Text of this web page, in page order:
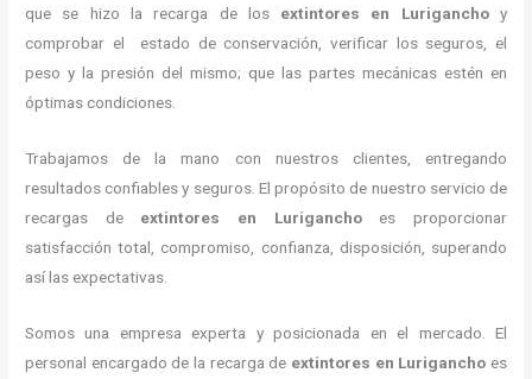
que se hizo la recarga de los extintores en Lurigancho y
comprobar el estado de conservación, verificar los seguros, el
peso y la presión del mismo; que las partes mecánicas estén en
óptimas condiciones.
Trabajamos de la mano con nuestros clientes, entregando
resultados confiables y seguros. El propósito de nuestro servicio de
recargas de extintores en Luriganchoes proporcionar
satisfacción total, compromiso, confianza, disposición, superando
así las expectativas.
Somos una empresa experta y posicionada en el mercado. El
personal encargado de la recarga de extintores en Lurigancho es